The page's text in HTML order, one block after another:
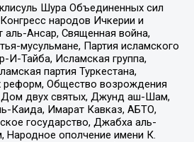
Шура Объединенных сил
народов Ичкерии и
аль-Ансар, Священная война,
мусульмане, Партия исламского
И-Тайба, Исламская группа,
партия Туркестана,
Общество возрождения
Дом двух святых, Джунд аш-Шам,
Каида, Имарат Кавказ, АБТО,
государство, Джабха аль-
ополчение имени К.